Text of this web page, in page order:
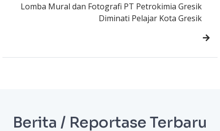
Lomba Mural dan Fotografi PT Petrokimia Gresik
Diminati Pelajar Kota Gresik
Berita / Reportase Terbaru